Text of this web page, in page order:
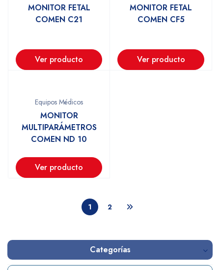
Categorías
MONITOR FETAL
COMEN C21
Ver producto
MONITOR FETAL
COMEN CF5
Ver producto
Equipos Médicos
MONITOR
MULTIPARÁMETROS
COMEN ND 10
Ver producto
1 2